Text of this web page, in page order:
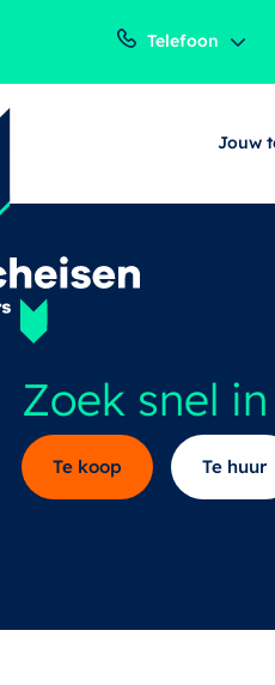
Telefoon
Jouw
Zoek snel
Te koop Te huur